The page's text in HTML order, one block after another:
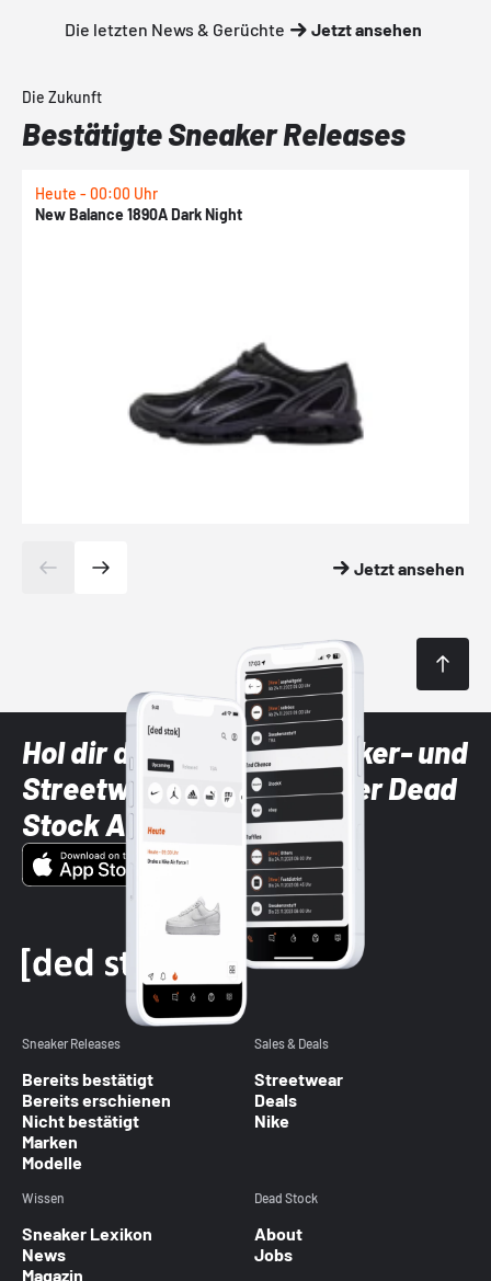
Die letzten News & Gerüchte Jetzt ansehen
Die Zukunft
Bestätigte Sneaker Releases
Heute - 00:00 Uhr
New Balance 1890A Dark Night
Jetzt ansehen
Hol dir die neuesten Sneaker- und
Streetwear-Brands mit der Dead
Stock App
Sneaker Releases
Bereits bestätigt
Bereits erschienen
Nicht bestätigt
Marken
Modelle
Sales & Deals
Streetwear
Deals
Nike
Wissen
Sneaker Lexikon
News
Magazin
Dead Stock
About
Jobs